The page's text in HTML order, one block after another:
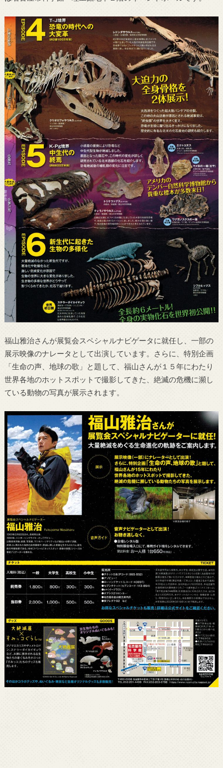
福山雅治さんが展覧会スペシャルナビゲータに就任し、一部の
展示映像のナレータとして出演しています。さらに、特別企画
「生命の声、地球の歌」と題して、福山さんが１５年にわたり
世界各地のホットスポットで撮影してきた、絶滅の危機に瀕し
ている動物の写真が展示されます。